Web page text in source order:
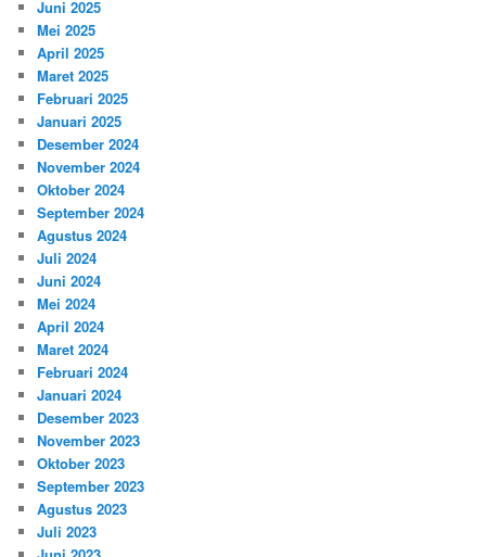
Juni 2025
Mei 2025
April 2025
Maret 2025
Februari 2025
Januari 2025
Desember 2024
November 2024
Oktober 2024
September 2024
Agustus 2024
Juli 2024
Juni 2024
Mei 2024
April 2024
Maret 2024
Februari 2024
Januari 2024
Desember 2023
November 2023
Oktober 2023
September 2023
Agustus 2023
Juli 2023